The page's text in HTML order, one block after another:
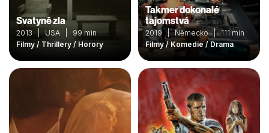
Svatyně zla
2013 | USA | 99 min
Filmy / Thrillery / Horory
Takmer dokonalé
tajomstvá
2019 | Německo | 111 min
Filmy / Komedie / Drama